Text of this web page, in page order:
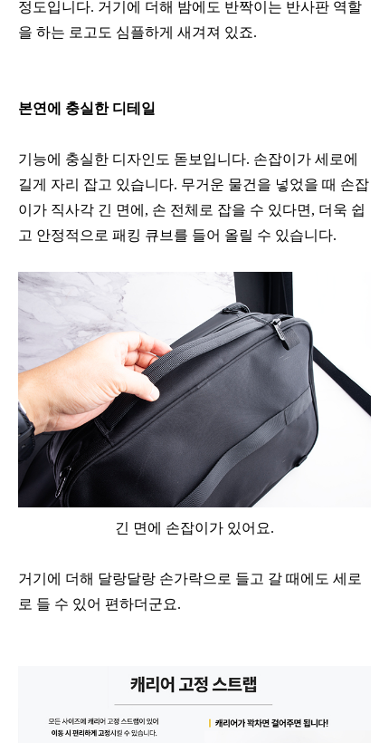
정도입니다. 거기에 더해 밤에도 반짝이는 반사판 역할
을 하는 로고도 심플하게 새겨져 있죠.
본연에 충실한 디테일
기능에 충실한 디자인도 돋보입니다. 손잡이가 세로에
길게 자리 잡고 있습니다. 무거운 물건을 넣었을 때 손잡
이가 직사각 긴 면에, 손 전체로 잡을 수 있다면, 더욱 쉽
고 안정적으로 패킹 큐브를 들어 올릴 수 있습니다.
긴 면에 손잡이가 있어요.
거기에 더해 달랑달랑 손가락으로 들고 갈 때에도 세로
로 들 수 있어 편하더군요.